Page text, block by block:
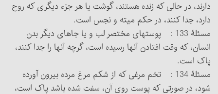
دارند، در حالی که زنده هستند، گوشت یا هر جزء دیگری که روح
دارد، جدا کنند، در حکم میته و نجس است.
مسئلۀ 133 : پوستهای مختصر لب و یا جاهای دیگر بدن
انسان، که وقت افتادن آنها رسیده است، گرچه آنها را جدا کنند،
پاک است.
مسئلۀ 134 : تخم مرغی که از شکم مرغ مرده بیرون آورده
شود، در صورتی که پوست روی آن، سفت شده باشد پاک است،